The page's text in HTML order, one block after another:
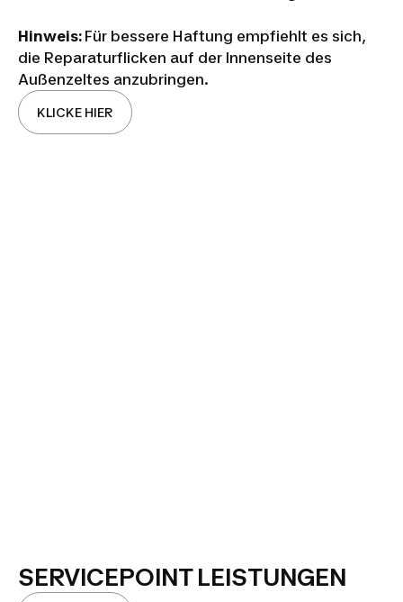
Hinweis: Für bessere Haftung empfiehlt es sich,
die Reparaturflicken auf der Innenseite des
Außenzeltes anzubringen.
KLICKE HIER
SERVICEPOINT LEISTUNGEN